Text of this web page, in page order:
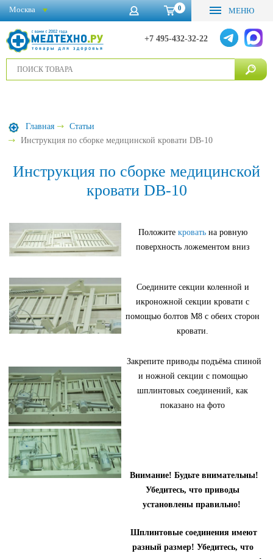
0 МЕНЮ
+7 495-432-32-22
Москва
Главная
Статьи
Инструкция по сборке медицинской кровати DB-10
Инструкция по сборке медицинской
кровати DB-10
Положите кроватьна ровную
поверхность ложементом вниз
Соедините секции коленной и
икроножной секции кровати с
помощью болтов М8 с обеих сторон
кровати.
Закрепите приводы подъёма спиной
и ножной секции с помощью
шплинтовых соединений, как
показано на фото
Внимание! Будьте внимательны!
Убедитесь, что приводы
установлены правильно!
Шплинтовые соединения имеют
разный размер! Убедитесь, что